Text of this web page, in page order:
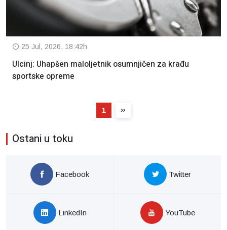
25 Jul, 2026. 18:42h
Ulcinj: Uhapšen maloljetnik osumnjičen za krađu
sportske opreme
1
Ostani u toku
Facebook Twitter
LinkedIn YouTube